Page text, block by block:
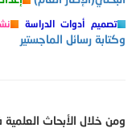
تصميم أدوات الدراسة
وكتابة رسائل الماجستير
ومن خلال الأبحاث